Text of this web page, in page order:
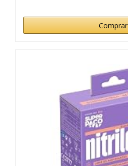
Comprar